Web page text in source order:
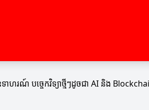
រណ៍ បច្ចេកវិទ្យាថ្មីៗដូចជា AI និង